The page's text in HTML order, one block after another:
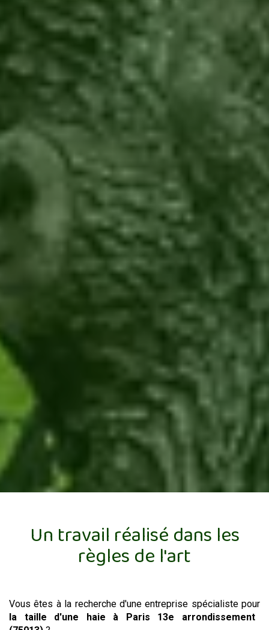
Un travail réalisé dans les
règles de l'art
Vous êtes à la recherche d'une entreprise spécialiste pour
la taille d'une haie
à Paris 13e arrondissement